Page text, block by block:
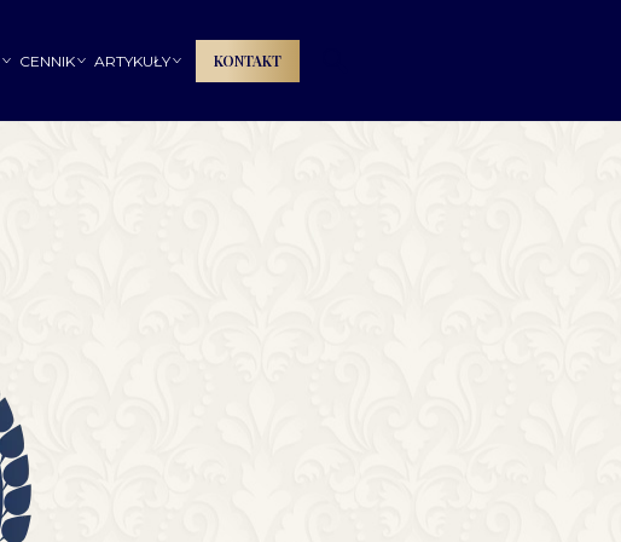
CENNIK ARTYKUŁY KONTAKT